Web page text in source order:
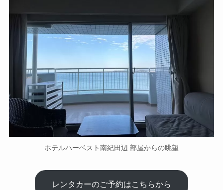
ホテルハーベスト南紀田辺 部屋からの眺望
レンタカーのご予約はこちらから